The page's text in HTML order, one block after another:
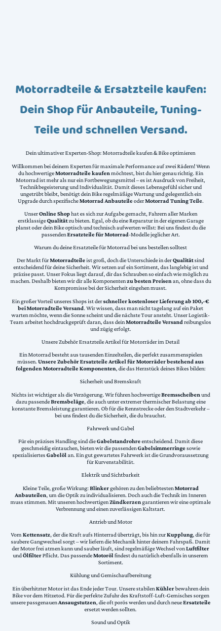
Motorradteile & Ersatzteile kaufen:
Dein Shop für Anbauteile, Tuning-
Teile und schnellen Versand.
Dein ultimativer Experten-Shop: Motorradteile kaufen & Bike optimieren
Willkommen bei deinem Experten für maximale Performance auf zwei Rädern! Wenn
du hochwertigeMotorradteile kaufen möchtest, bist du hier genau richtig. Ein
Motorrad ist mehr als nur ein Fortbewegungsmittel – es ist Ausdruck von Freiheit,
Technikbegeisterung und Individualität. Damit dieses Lebensgefühl sicher und
ungetrübt bleibt, benötigt dein Bike regelmäßige Wartung und gelegentlich ein
Upgrade durch spezifischeMotorrad AnbauteileoderMotorrad Tuning Teile.
UnserOnline Shophat es sich zur Aufgabe gemacht, Fahrern aller Marken
erstklassigeQualitätzu bieten. Egal, ob du eine Reparatur in der eigenen Garage
planst oder dein Bike optisch und technisch aufwerten willst: Bei uns findest du die
passendenErsatzteile für Motorrad-Modelle jeglicher Art.
Warum du deine Ersatzteile für Motorrad bei uns bestellen solltest
Der Markt fürMotorradteileist groß, doch die Unterschiede in derQualitätsind
entscheidend für deine Sicherheit. Wir setzen auf ein Sortiment, das langlebig ist und
präzise passt. Unser Fokus liegt darauf, dir das Schrauben so einfach wie möglich zu
machen. Deshalb bieten wir dir alle Komponentenzu besten Preisenan, ohne dass du
Kompromisse bei der Sicherheit eingehen musst.
Ein großer Vorteil unseres Shops ist derschneller kostenloser Lieferung ab 100,-€
bei Motorradteile Versand. Wir wissen, dass man nicht tagelang auf ein Paket
warten möchte, wenn die Sonne scheint und die nächste Tour ansteht. Unser Logistik-
Team arbeitet hochdruckgeprüft daran, dass deinMotorradteile Versand reibungslos
und zügig erfolgt.
Unsere Zubehör Ersatzteile Artikel für Motorräder im Detail
Ein Motorrad besteht aus tausenden Einzelteilen, die perfekt zusammenspielen
müssen. Unsere Zubehör Ersatzteile Artikel für Motorräder bestehend aus
folgenden Motorradteile Komponenten, die das Herzstück deines Bikes bilden:
Sicherheit und Bremskraft
Nichts ist wichtiger als die Verzögerung. Wir führen hochwertigeBremsscheiben und
dazu passendeBremsbeläge, die auch unter extremer thermischer Belastung eine
konstante Bremsleistung garantieren. Ob für die Rennstrecke oder den Stadtverkehr –
bei uns findest du die Sicherheit, die du brauchst.
Fahrwerk und Gabel
Für ein präzises Handling sind dieGabelstandrohreentscheidend. Damit diese
geschmeidig eintauchen, bieten wir die passendenGabelsimmerringesowie
spezialisiertesGabelölan. Ein gut gewartetes Fahrwerk ist die Grundvoraussetzung
für Kurvenstabilität.
Elektrik und Sichtbarkeit
Kleine Teile, große Wirkung: Blinkergehören zu den beliebtestenMotorrad
Anbauteilen, um die Optik zu individualisieren. Doch auch die Technik im Inneren
muss stimmen. Mit unseren hochwertigenZündkerzen garantieren wir eine optimale
Verbrennung und einen zuverlässigen Kaltstart.
Antrieb und Motor
VomKettensatz, der die Kraft aufs Hinterrad überträgt, bis hin zurKupplung, die für
saubere Gangwechsel sorgt – wir liefern die Mechanik hinter deinem Fahrspaß. Damit
der Motor frei atmen kann und sauber läuft, sind regelmäßige Wechsel vonLuftfilter
undÖlfilterPflicht. Das passendeMotorölfindest du natürlich ebenfalls in unserem
Sortiment.
Kühlung und Gemischaufbereitung
Ein überhitzter Motor ist das Ende jeder Tour. Unsere stabilenKühlerbewahren dein
Bike vor dem Hitzetod. Für die perfekte Zufuhr des Kraftstoff-Luft-Gemisches sorgen
unsere passgenauenAnsaugstutzen, die oft porös werden und durch neueErsatzteile
ersetzt werden sollten.
Sound und Optik